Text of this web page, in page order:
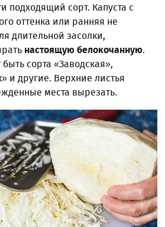
подходящий сорт. Капуста с
оттенка или ранняя не
длительной засолки,
настоящую белокочанную.
сорта «Заводская»,
и другие. Верхние листья
места вырезать.